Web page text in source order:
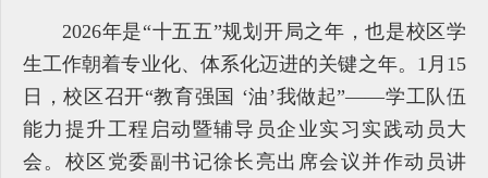
2026年是“十五五”规划开局之年，也是校区学
生工作朝着专业化、体系化迈进的关键之年。1月15
日，校区召开“教育强国 ‘油’我做起”——学工队伍
能力提升工程启动暨辅导员企业实习实践动员大
会。校区党委副书记徐长亮出席会议并作动员讲